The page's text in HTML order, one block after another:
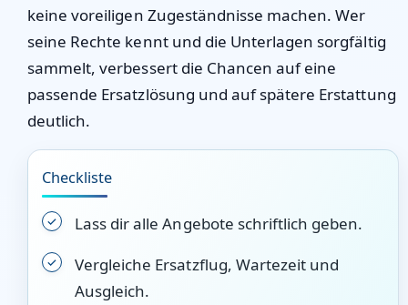
keine voreiligen Zugeständnisse machen. Wer
seine Rechte kennt und die Unterlagen sorgfältig
sammelt, verbessert die Chancen auf eine
passende Ersatzlösung und auf spätere Erstattung
deutlich.
Checkliste
Lass dir alle Angebote schriftlich geben.
Vergleiche Ersatzflug, Wartezeit und
Ausgleich.